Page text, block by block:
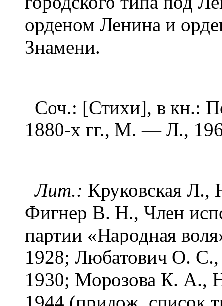
орденом Ленина и
Знамени.
Соч.: [Стихи], в кн.:
1880-х гг., М. — Л.,
Лит.: Круковская
Фигнер В. Н., Член
партии «Народная
1928; Любатович О. С.,
1930; Морозова К.